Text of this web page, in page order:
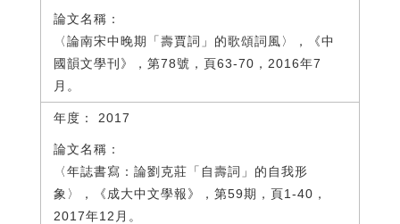
〈論南宋中晚期「壽賈詞」的歌頌詞風〉，《中
國韻文學刊》，第78號，頁63-70，2016年7
月。
2017
〈年誌書寫：論劉克莊「自壽詞」的自我形
象〉，《成大中文學報》，第59期，頁1-40，
2017年12月。